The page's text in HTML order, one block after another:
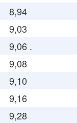
8,94
9,03
9,06 .
9,08
9,10
9,16
9,28